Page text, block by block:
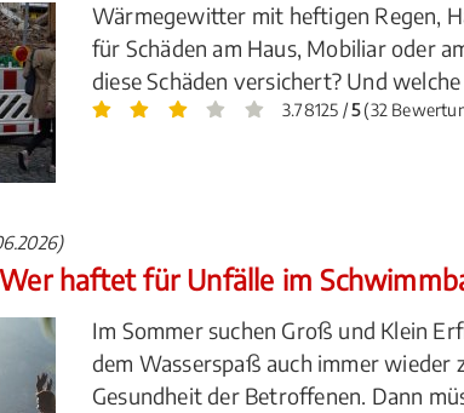
Wärmegewitter mit heftigen Regen,
für Schäden am Haus, Mobiliar oder
diese Schäden versichert? Und
3.78125 /5(32
haftet für Unfälle im
Im Sommer suchen Groß und Klein
dem Wasserspaß auch immer wieder
Gesundheit der Betroffenen. Dann